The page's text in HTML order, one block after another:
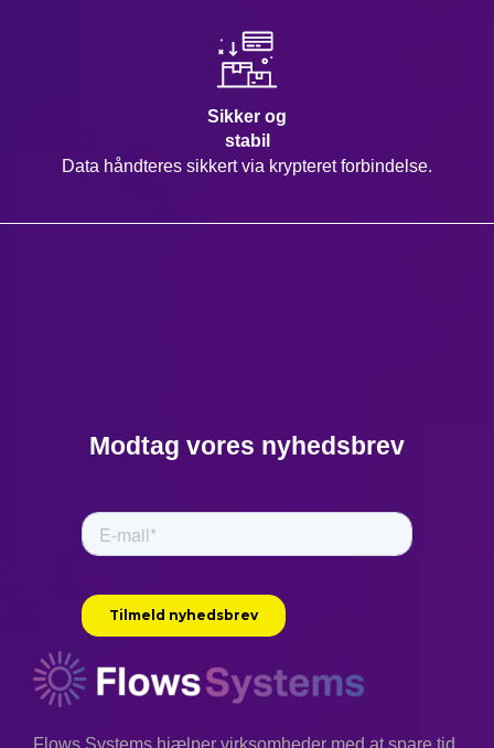
Sikker og
stabil
Data håndteres sikkert via krypteret forbindelse.
Modtag vores nyhedsbrev
Flows Systems hjælper virksomheder med at spare tid